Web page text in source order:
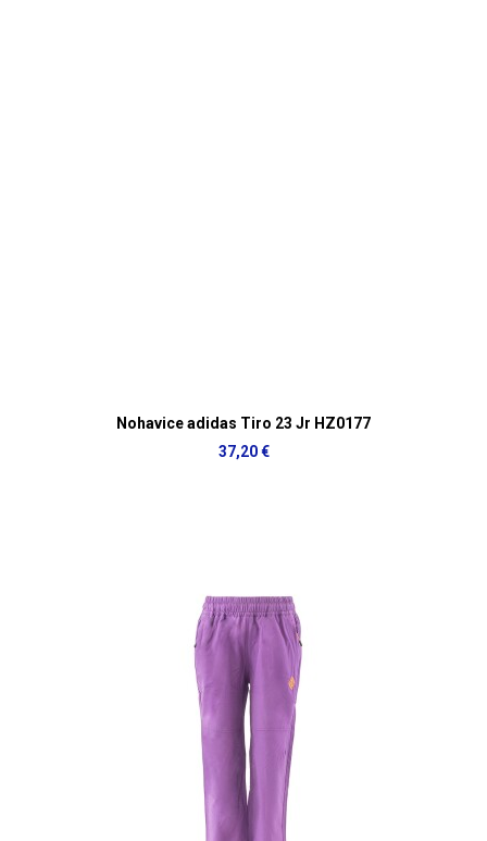
Nohavice adidas Tiro 23 Jr HZ0177
37,20 €